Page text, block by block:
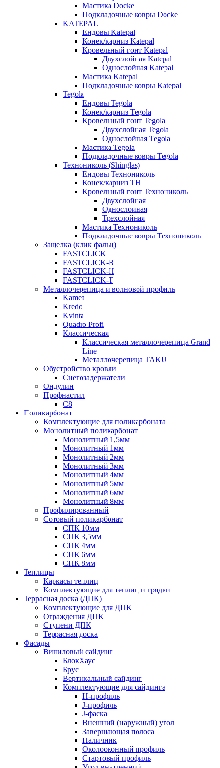
Мастика Docke
Подкладочные ковры Docke
KATEPAL
Ендовы Katepal
Конек/карниз Katepal
Кровельный гонт Katepal
Двухслойная Katepal
Однослойная Katepal
Мастика Katepal
Подкладочные ковры Katepal
Tegola
Ендовы Tegola
Конек/карниз Tegola
Кровельный гонт Tegola
Двухслойная Tegola
Однослойная Tegola
Мастика Tegola
Подкладочные ковры Tegola
Технониколь (Shinglas)
Ендовы Технониколь
Конек/карниз ТН
Кровельный гонт Технониколь
Двухслойная
Однослойная
Трехслойная
Мастика Технониколь
Подкладочные ковры Технониколь
Защелка (клик фальц)
FASTCLICK
FASTCLICK-B
FASTCLICK-H
FASTCLICK-T
Металлочерепица и волновой профиль
Kamea
Kredo
Kvinta
Quadro Profi
Классическая
Классическая металлочерепица Grand
Line
Металлочерепица TAKU
Обустройство кровли
Снегозадержатели
Ондулин
Профнастил
С8
Поликарбонат
Комплектующие для поликарбоната
Монолитный поликарбонат
Монолитный 1,5мм
Монолитный 1мм
Монолитный 2мм
Монолитный 3мм
Монолитный 4мм
Монолитный 5мм
Монолитный 6мм
Монолитный 8мм
Профилированный
Сотовый поликарбонат
СПК 10мм
СПК 3,5мм
СПК 4мм
СПК 6мм
СПК 8мм
Теплицы
Каркасы теплиц
Комплектующие для теплиц и грядки
Террасная доска (ДПК)
Комплектующие для ДПК
Ограждения ДПК
Ступени ДПК
Террасная доска
Фасады
Виниловый сайдинг
БлокХаус
Брус
Вертикальный сайдинг
Комплектующие для сайдинга
H-профиль
J-профиль
J-фаска
Внешний (наружный) угол
Завершающая полоса
Наличник
Околооконный профиль
Стартовый профиль